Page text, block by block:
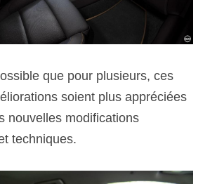
que pour plusieurs, ces
soient plus appréciées
nouvelles modifications
techniques.